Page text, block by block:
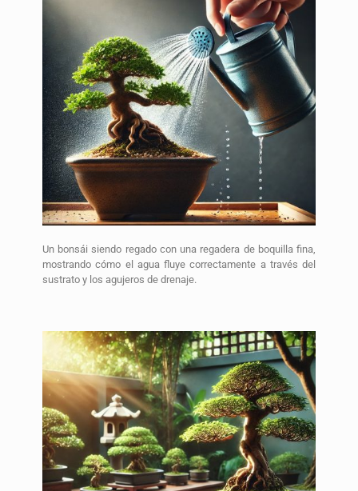
Un bonsái siendo regado con una regadera de boquilla fina,
mostrando cómo el agua fluye correctamente a través del
sustrato y los agujeros de drenaje.